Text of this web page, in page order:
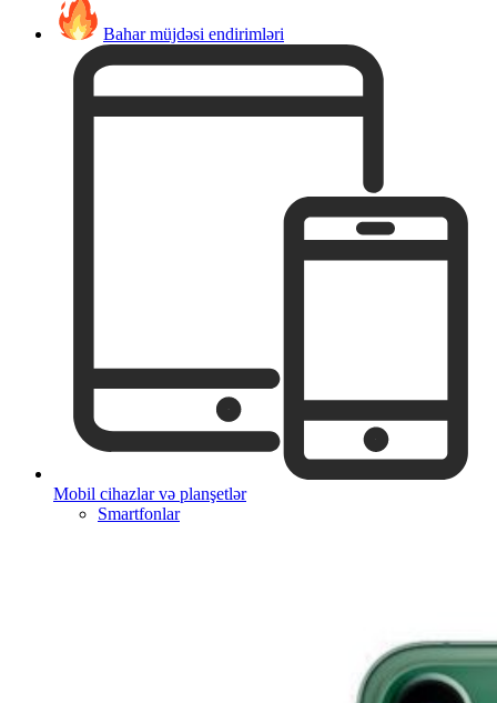
Bahar müjdəsi endirimləri
Mobil cihazlar və planşetlər
Smartfonlar